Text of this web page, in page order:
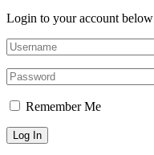
Login to your account below
Remember Me